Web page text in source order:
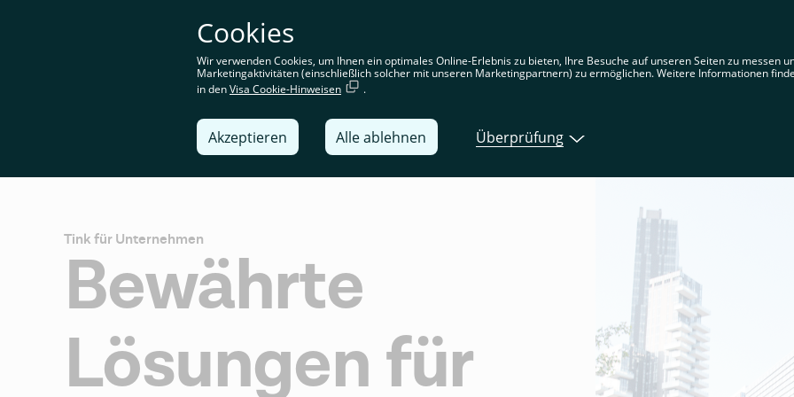
Lösungen
Tink für Unternehmen
Bewährte
Lösungen für
Cookies
Wir verwenden Cookies, um Ihnen ein optimales Online-Erlebnis zu bieten, Ihre Besuche auf unseren Seiten zu messen
Marketingaktivitäten (einschließlich solcher mit unseren Marketingpartnern) zu ermöglichen. Weitere Informationen
in denVisa Cookie-Hinweisen .
Akzeptieren Alle ablehnen Überprüfung